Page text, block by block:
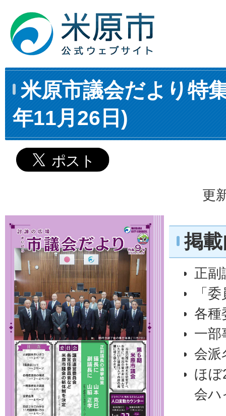
米原市議会だより特
年11月26日)
更
掲
正副
「
各種
一部
会派
ほぼ
会ハ